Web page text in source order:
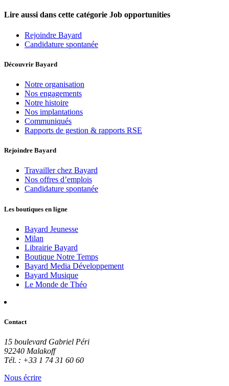
Lire aussi dans cette catégorie Job opportunities
Rejoindre Bayard
Candidature spontanée
Découvrir Bayard
Notre organisation
Nos engagements
Notre histoire
Nos implantations
Communiqués
Rapports de gestion & rapports RSE
Rejoindre Bayard
Travailler chez Bayard
Nos offres d’emplois
Candidature spontanée
Les boutiques en ligne
Bayard Jeunesse
Milan
Librairie Bayard
Boutique Notre Temps
Bayard Media Développement
Bayard Musique
Le Monde de Théo
Contact
15 boulevard Gabriel Péri
92240 Malakoff
Tél. : +33 1 74 31 60 60
Nous écrire